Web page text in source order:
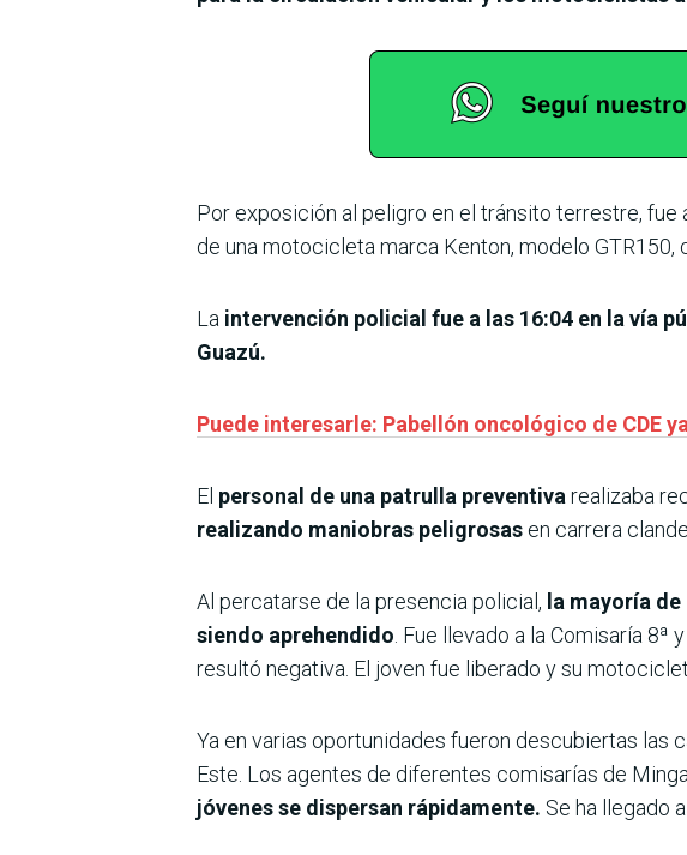
Por exposición al peligro en el tránsito terrestre, fue
de una motocicleta marca Kenton, modelo
La intervención policial fue a las 16:04 en la vía
Guazú.
Puede interesarle: Pabellón oncológico de CDE
El personal de una patrulla preventivarealizaba
realizando maniobras peligrosas en carrera
Al percatarse de la presencia policial, la mayoría
siendo aprehendido. Fue llevado a la Comisaría
resultó negativa. El joven fue liberado y su
Ya en varias oportunidades fueron descubiertas las
Este. Los agentes de diferentes comisarías de
jóvenes se dispersan rápidamente. Se ha llegado